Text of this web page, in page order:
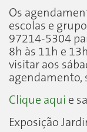
Os
escolas e
97214-5304
8h às 11h e
visitar aos
agendamento,
Clique aqui e
Exposição